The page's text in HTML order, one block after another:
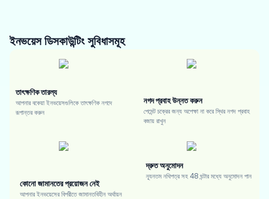
ইনভয়েস ডিসকাউন্টিং সুবিধাসমূহ
তাৎক্ষণিক তারল্য
আপনার বকেয়া ইনভয়েসগুলিকে তাৎক্ষণিক নগদে
রূপান্তর করুন
নগদ প্রবাহ উন্নত করুন
পেমেন্ট চক্রের জন্য অপেক্ষা না করে স্থির নগদ প্রবাহ
বজায় রাখুন
কোনো জামানতের প্রয়োজন নেই
আপনার ইনভয়েসের বিপরীতে জামানতবিহীন অর্থায়ন
দ্রুত অনুমোদন
ন্যূনতম নথিপত্র সহ 48 ঘন্টার মধ্যে অনুমোদন পান